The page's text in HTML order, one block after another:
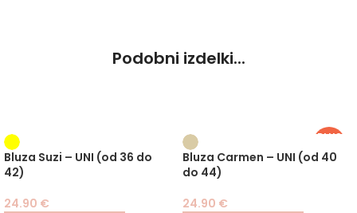
Podobni izdelki...
Bluza Suzi – UNI (od 36 do
42)
24.90 €
PLUS
Bluza Carmen – UNI (od 40
do 44)
24.90 €